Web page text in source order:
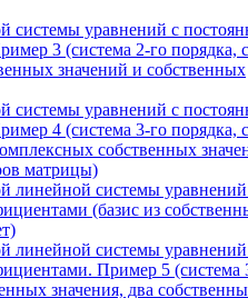
системы уравнений с
3 (система 2-го порядка,
значений и собственных
системы уравнений с
4 (система 3-го порядка,
собственных
матрицы)
линейной системы
(базис из
линейной системы
Пример 5 (система
значения, два